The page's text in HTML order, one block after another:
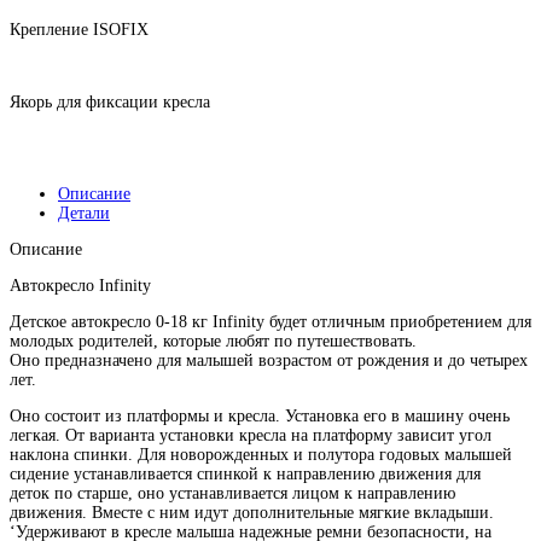
Крепление ISOFIX
Якорь для фиксации кресла
Описание
Детали
Описание
Автокресло Infinity
Детское автокресло 0-18 кг Infinity будет отличным приобретением для
молодых родителей, которые любят по путешествовать.
Оно предназначено для малышей возрастом от рождения и до четырех
лет.
Оно состоит из платформы и кресла. Установка его в машину очень
легкая. От варианта установки кресла на платформу зависит угол
наклона спинки. Для новорожденных и полутора годовых малышей
сидение устанавливается спинкой к направлению движения для
деток по старше, оно устанавливается лицом к направлению
движения. Вместе с ним идут дополнительные мягкие вкладыши.
‘Удерживают в кресле малыша надежные ремни безопасности, на